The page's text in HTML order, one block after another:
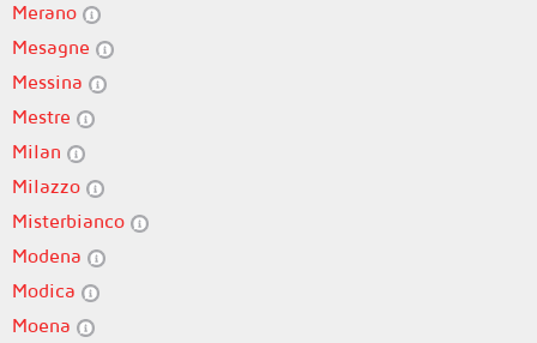
Merano
Mesagne
Messina
Mestre
Milan
Milazzo
Misterbianco
Modena
Modica
Moena